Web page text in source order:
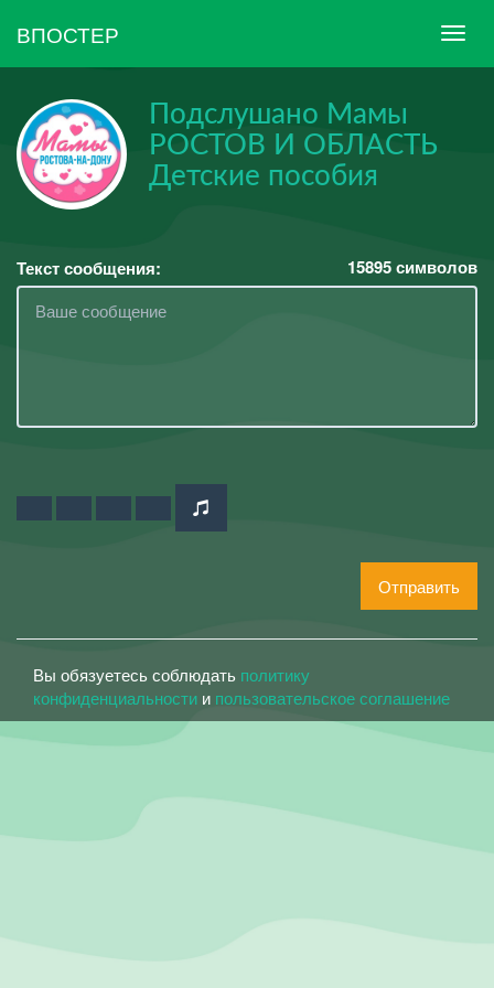
ВПОСТЕР
Подслушано Мамы
РОСТОВ И ОБЛАСТЬ
Детские пособия
Текст сообщения: 15895символов
Отправить
Вы обязуетесь соблюдать политику
конфиденциальности и пользовательское соглашение